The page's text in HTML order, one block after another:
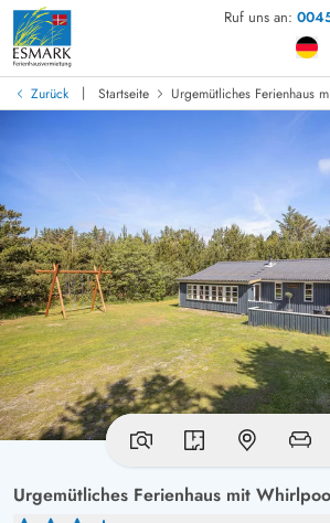
Ruf uns an:
Zurück | Startseite Urgemütliches Ferienhaus
Urgemütliches Ferienhaus mit